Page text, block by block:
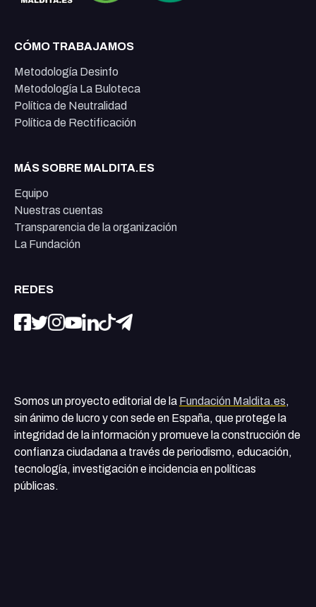
CÓMO TRABAJAMOS
Metodología Desinfo
Metodología La Buloteca
Política de Neutralidad
Política de Rectificación
MÁS SOBRE MALDITA.ES
Equipo
Nuestras cuentas
Transparencia de la organización
La Fundación
REDES
Somos un proyecto editorial de la Fundación Maldita.es,
sin ánimo de lucro y con sede en España, que protege la
integridad de la información y promueve la construcción de
confianza ciudadana a través de periodismo, educación,
tecnología, investigación e incidencia en políticas
públicas.